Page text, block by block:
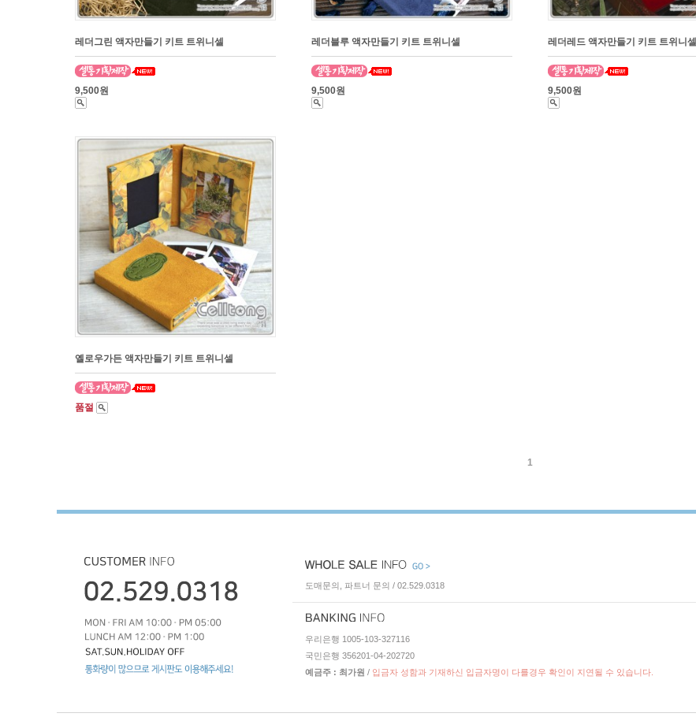
레더그린 액자만들기 키트 트위니셀
9,500원
레더블루 액자만들기 키트 트위니셀
9,500원
레더레드 액자만들기 키트 트위니셀
9,500원
옐로우가든 액자만들기 키트 트위니셀
품절
1
도매문의, 파트너 문의 / 02.529.0318
우리은행 1005-103-327116
국민은행 356201-04-202720
예금주 : 최가원 / 입금자 성함과 기재하신 입금자명이 다를경우 확인이 지연될 수 있습니다.